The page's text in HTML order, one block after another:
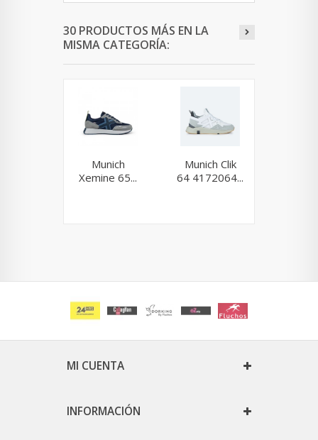
30 PRODUCTOS MÁS EN LA
MISMA CATEGORÍA:
Munich
Xemine 65...
Munich Clik
64 4172064...
MI CUENTA
INFORMACIÓN